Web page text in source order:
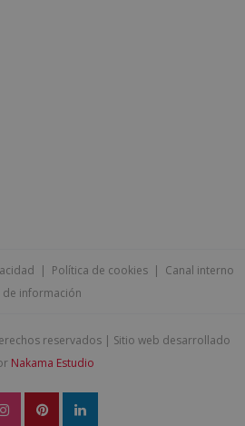
| Política de cookies| Canal interno
de información
reservados | Sitio web desarrollado
Nakama Estudio